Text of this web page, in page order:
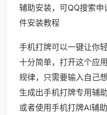
辅助安装，可QQ搜索
件安装教程
手机打牌可以一键让你
十分简单，打开这个应
规律，只需要输入自己
生成出手机打牌专用辅
或者使用手机打牌AI辅